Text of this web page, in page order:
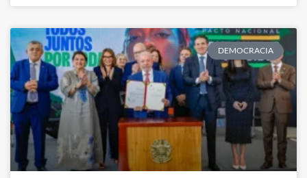
DEMOCRACIA